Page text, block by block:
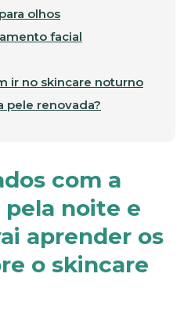
olhos
facial
ir no skincare noturno
pele renovada?
com a
noite e
aprender os
o skincare